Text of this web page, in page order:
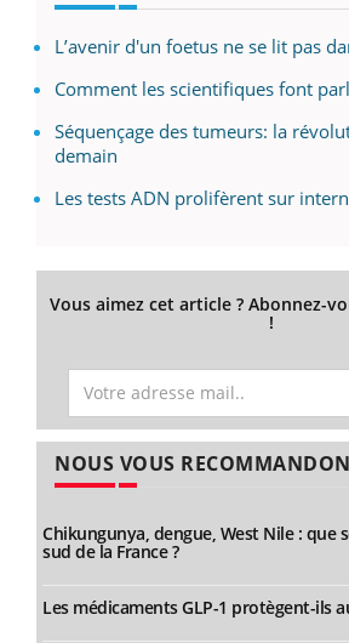
L’avenir d'un foetus ne se lit pas
Comment les scientifiques font
Séquençage des tumeurs: la
demain
Les tests ADN prolifèrent sur
Vous aimez cet article ? Abonnez-
!
NOUS VOUS
Chikungunya, dengue, West Nile : que
sud de la France ?
Les médicaments GLP-1 protègent-ils